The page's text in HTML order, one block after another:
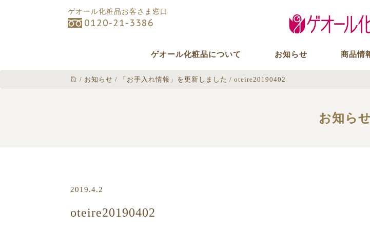
ゲオール化粧品について お知らせ 商品情
ゲオール化粧品お客さま窓口
0120-21-3386
/ お知らせ / 「お手入れ情報」を更新しました / oteire20190402
お知らせ
2019.4.2
oteire20190402